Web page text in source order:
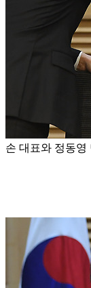
손 대표와 정동영